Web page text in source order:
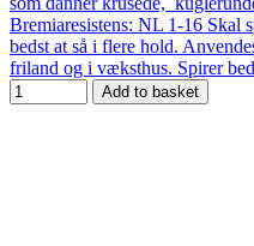
Bremiaresistens: NL 1-16 Skal
bedst at så i flere hold.
friland og i væksthus. Spirer
Add to basket